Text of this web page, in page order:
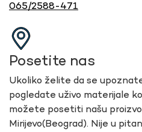
065/2588-471
Posetite nas
Ukoliko želite da se
pogledate uživo materijale
možete posetiti našu
Mirijevo(Beograd). Nije u